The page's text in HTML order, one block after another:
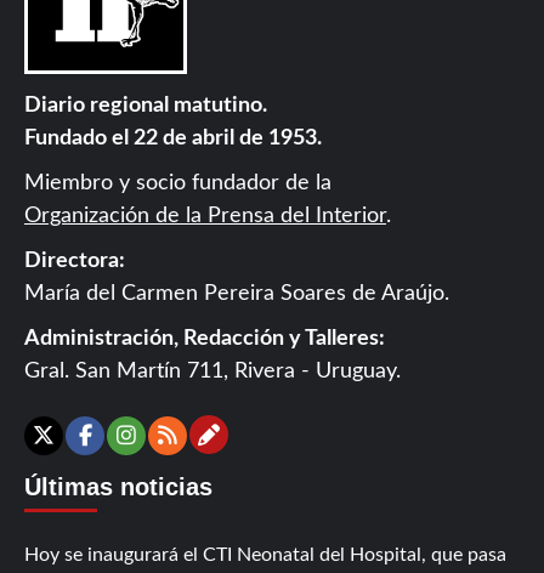
Diario regional matutino.
Fundado el 22 de abril de 1953.
Miembro y socio fundador de la
Organización de la Prensa del Interior.
Directora:
María del Carmen Pereira Soares de Araújo.
Administración, Redacción y Talleres:
Gral. San Martín 711, Rivera - Uruguay.
X Facebook
Instagram
RSSContáctanos
Últimas noticias
Hoy se inaugurará el CTI Neonatal del Hospital, que pasa